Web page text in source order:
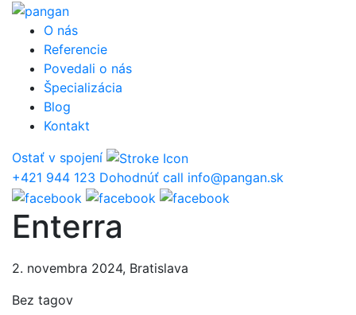
Prejsť
obsah
O nás
Referencie
Povedali o nás
Špecializácia
Blog
Kontakt
Ostať v spojení
+421 944 123 Dohodnúť call info@pangan.sk
Enterra
2. novembra 2024, Bratislava
Bez tagov